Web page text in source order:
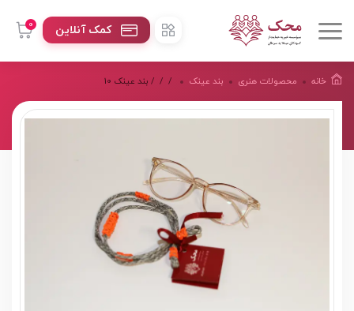
0 کمک آنلاین
خانه / محصولات هنرى / بند عینک / بند عینک 10